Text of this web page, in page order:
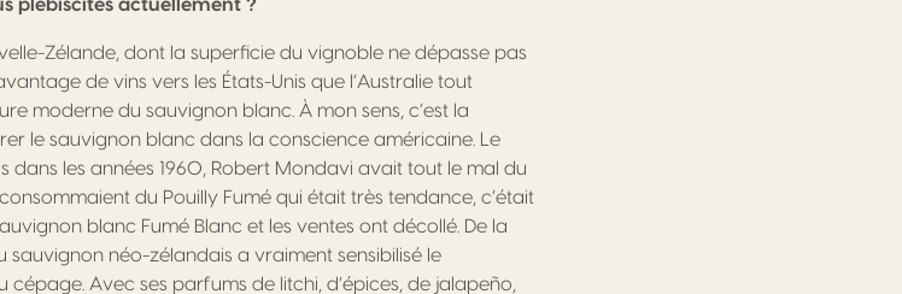
plébiscités actuellement ?
Zélande, dont la superficie du vignoble ne dépasse pas
de vins vers les États-Unis que l’Australie tout
moderne du sauvignon blanc. À mon sens, c’est la
le sauvignon blanc dans la conscience américaine. Le
dans les années 1960, Robert Mondavi avait tout le mal du
du Pouilly Fumé qui était très tendance, c’était
blanc Fumé Blanc et les ventes ont décollé. De la
sauvignon néo-zélandais a vraiment sensibilisé le
Avec ses parfums de litchi, d’épices, de jalapeño,